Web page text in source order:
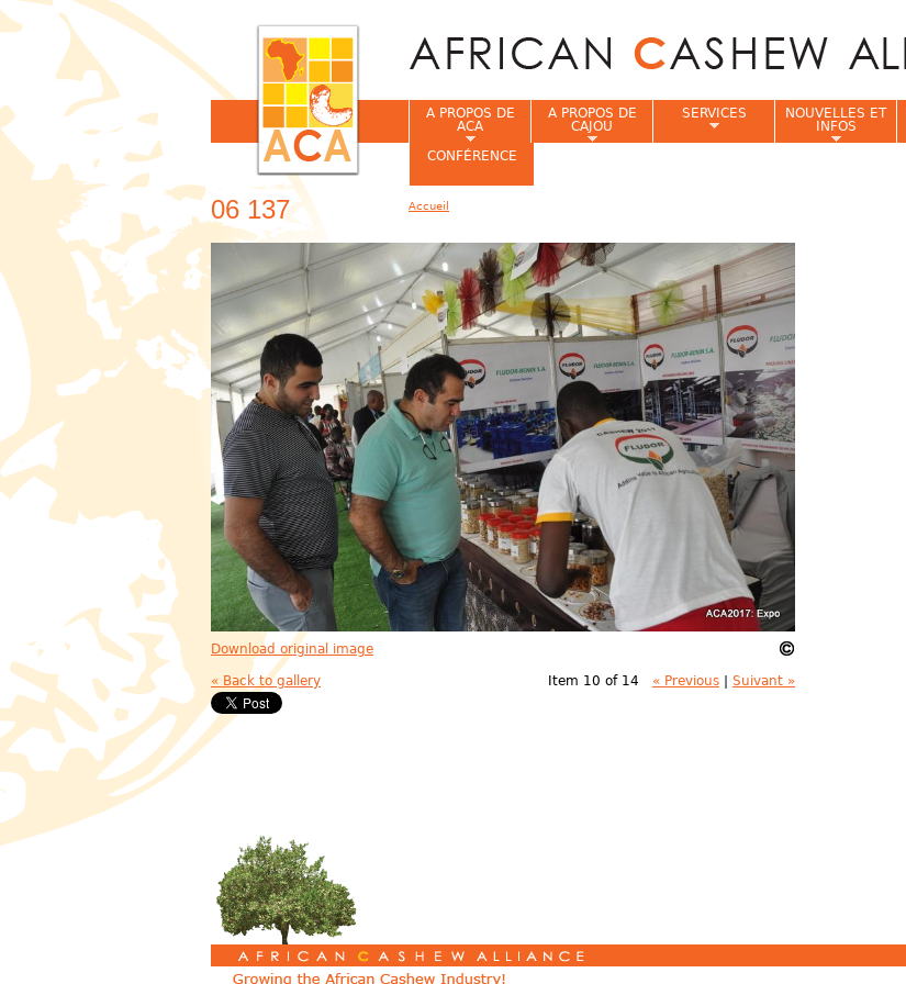
06 137
Download original image
« Back to gallery Item 10 of 14 « Previous | Suivant »
A PROPOS DE
ACA
A PROPOS DE
CAJOU
SERVICES
NOUVELLES ET
INFOS
CONFÉRENCE
Accueil